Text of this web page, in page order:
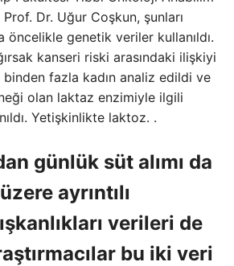
Dr. Uğur Coşkun, şunları
öncelikle genetik veriler kullanıldı.
kanseri riski arasındaki ilişkiyi
fazla kadın analiz edildi ve
olan laktaz enzimiyle ilgili
Yetişkinlikte laktoz. .
günlük süt alımı da
ayrıntılı
verileri de
bu iki veri